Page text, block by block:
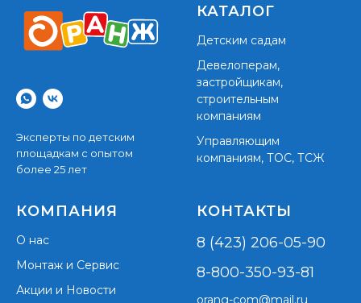
Эксперты по детским
площадкам с опытом
более 25 лет
КАТАЛОГ
Детским садам
Девелоперам,
застройщикам,
строительным
компаниям
Управляющим
компаниям, ТОС, ТСЖ
КОМПАНИЯ
О нас
Монтаж и Сервис
Акции и Новости
КОНТАКТЫ
8 (423) 206-05-90
8-800-350-93-81
orang-com@mail.ru